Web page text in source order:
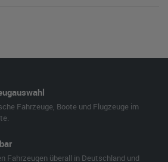
Fahrzeuge, Boote und Flugzeuge im
Fahrzeugen überall in Deutschland und